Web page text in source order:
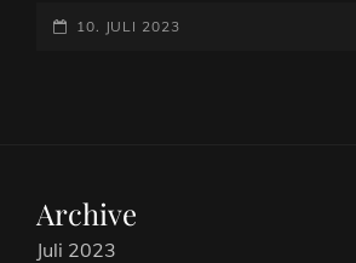
POSTED-
10. JULI 2023
Archive
Juli 2023